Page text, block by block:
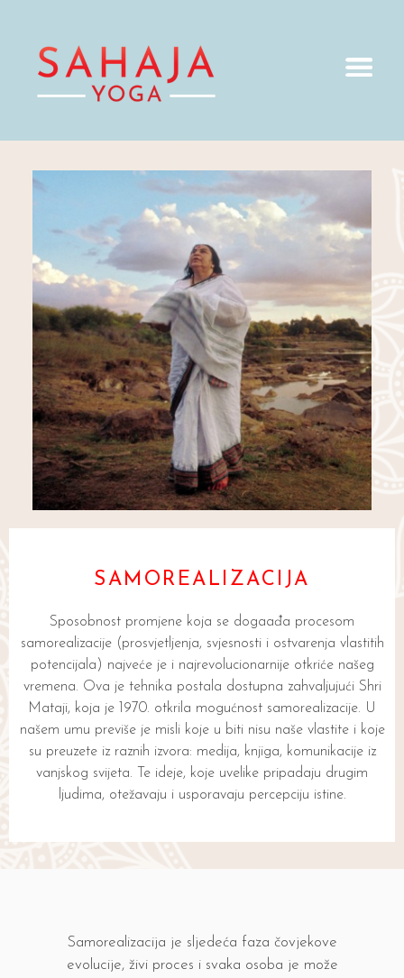
SAMOREALIZACIJA
Sposobnost promjene koja se dogaađa procesom
samorealizacije (prosvjetljenja, svjesnosti i ostvarenja vlastitih
potencijala) najveće je i najrevolucionarnije otkriće našeg
vremena. Ova je tehnika postala dostupna zahvaljujući Shri
Mataji, koja je 1970. otkrila mogućnost samorealizacije. U
našem umu previše je misli koje u biti nisu naše vlastite i koje
su preuzete iz raznih izvora: medija, knjiga, komunikacije iz
vanjskog svijeta. Te ideje, koje uvelike pripadaju drugim
ljudima, otežavaju i usporavaju percepciju istine.
Samorealizacija je sljedeća faza čovjekove
evolucije, živi proces i svaka osoba je može